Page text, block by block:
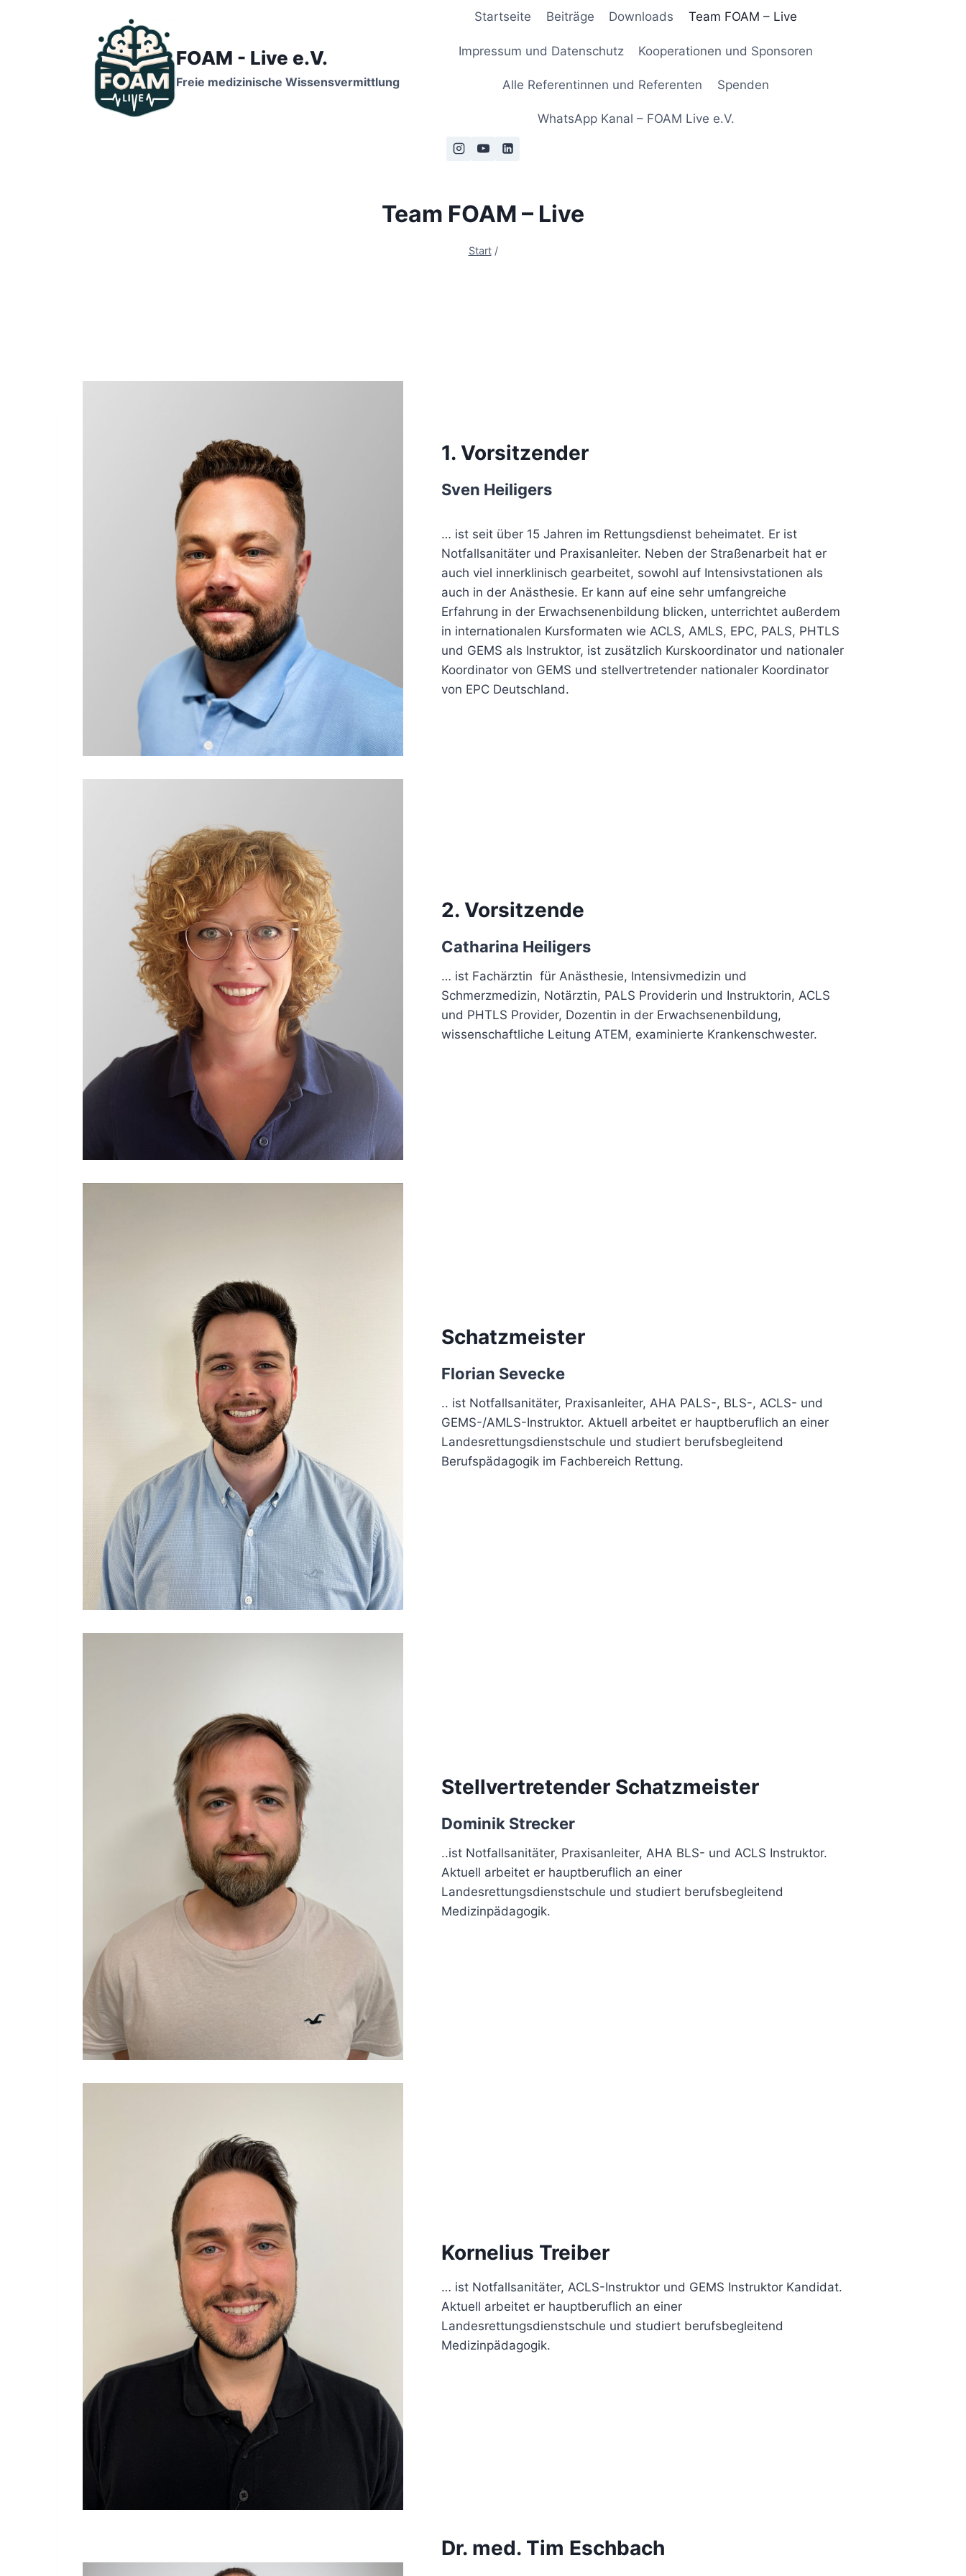
FOAM - Live e.V.
Freie medizinische Wissensvermittlung
Startseite Beiträge Downloads Team FOAM – Live
Impressum und Datenschutz Kooperationen und Sponsoren
Alle Referentinnen und Referenten Spenden
WhatsApp Kanal – FOAM Live e.V.
Team FOAM – Live
Start /
1. Vorsitzender
Sven Heiligers
… ist seit über 15 Jahren im Rettungsdienst beheimatet. Er ist
Notfallsanitäter und Praxisanleiter. Neben der Straßenarbeit hat er
auch viel innerklinisch gearbeitet, sowohl auf Intensivstationen als
auch in der Anästhesie. Er kann auf eine sehr umfangreiche
Erfahrung in der Erwachsenenbildung blicken, unterrichtet außerdem
in internationalen Kursformaten wie ACLS, AMLS, EPC, PALS, PHTLS
und GEMS als Instruktor, ist zusätzlich Kurskoordinator und nationaler
Koordinator von GEMS und stellvertretender nationaler Koordinator
von EPC Deutschland.
2. Vorsitzende
Catharina Heiligers
… ist Fachärztin für Anästhesie, Intensivmedizin und
Schmerzmedizin, Notärztin, PALS Providerin und Instruktorin, ACLS
und PHTLS Provider, Dozentin in der Erwachsenenbildung,
wissenschaftliche Leitung ATEM, examinierte Krankenschwester.
Schatzmeister
Florian Sevecke
.. ist Notfallsanitäter, Praxisanleiter, AHA PALS-, BLS-, ACLS- und
GEMS-/AMLS-Instruktor. Aktuell arbeitet er hauptberuflich an einer
Landesrettungsdienstschule und studiert berufsbegleitend
Berufspädagogik im Fachbereich Rettung.
Stellvertretender Schatzmeister
Dominik Strecker
..ist Notfallsanitäter, Praxisanleiter, AHA BLS- und ACLS Instruktor.
Aktuell arbeitet er hauptberuflich an einer
Landesrettungsdienstschule und studiert berufsbegleitend
Medizinpädagogik.
Kornelius Treiber
… ist Notfallsanitäter, ACLS-Instruktor und GEMS Instruktor Kandidat.
Aktuell arbeitet er hauptberuflich an einer
Landesrettungsdienstschule und studiert berufsbegleitend
Medizinpädagogik.
Dr. med. Tim Eschbach